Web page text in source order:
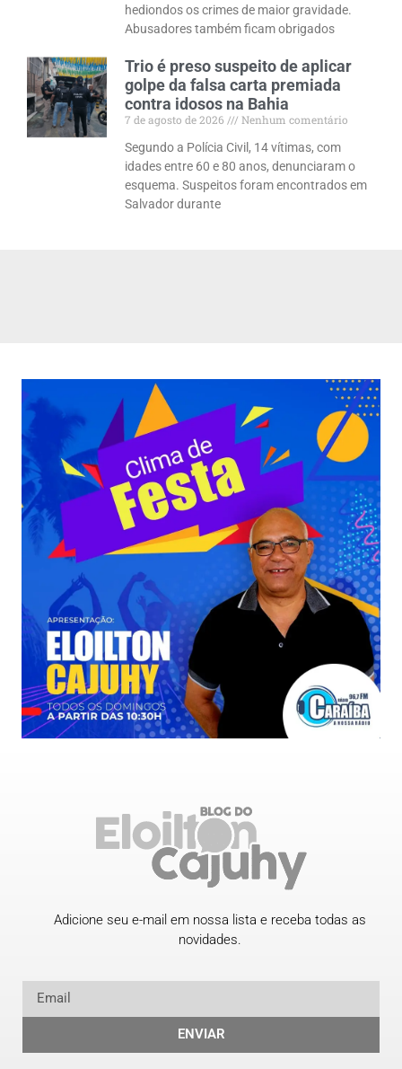
hediondos os crimes de maior gravidade.
Abusadores também ficam obrigados
Trio é preso suspeito de aplicar
golpe da falsa carta premiada
contra idosos na Bahia
7 de agosto de 2026
Nenhum comentário
Segundo a Polícia Civil, 14 vítimas, com
idades entre 60 e 80 anos, denunciaram o
esquema. Suspeitos foram encontrados em
Salvador durante
Adicione seu e-mail em nossa lista e receba todas as
novidades.
ENVIAR